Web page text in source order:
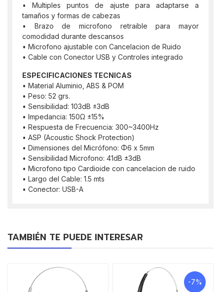
• Multiples puntos de ajuste para adaptarse a
tamaños y formas de cabezas
• Brazo de microfono retraible para mayor
comodidad durante descansos
• Microfono ajustable con Cancelacion de Ruido
• Cable con Conector USB y Controles integrado
ESPECIFICACIONES TECNICAS
• Material Aluminio, ABS & POM
• Peso: 52 grs.
• Sensibilidad: 103dB ±3dB
• Impedancia: 150Ω ±15%
• Respuesta de Frecuencia: 300~3400Hz
• ASP (Acoustic Shock Protection)
• Dimensiones del Micrófono: Φ6 x 5mm
• Sensibilidad Microfono: 41dB ±3dB
• Microfono tipo Cardioide con cancelacion de ruido
• Largo del Cable: 1.5 mts
• Conector: USB-A
TAMBIÉN TE PUEDE INTERESAR
-7%